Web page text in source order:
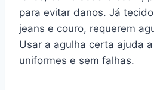
para evitar danos. Já
jeans e couro, requerem
Usar a agulha certa ajuda
uniformes e sem falhas.